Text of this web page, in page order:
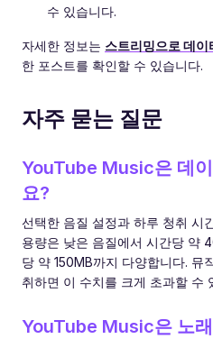
수 있습니다.
자세한 정보는 스트리밍으로 데이
한 포스트를 확인할 수 있습니다.
자주 묻는 질문
YouTube Music은 데
요?
선택한 음질 설정과 하루 청취 시
용량은 낮은 음질에서 시간당 약
당 약 150MB까지 다양합니다. 뮤
취하면 이 수치를 크게 초과할 수
YouTube Music은 노